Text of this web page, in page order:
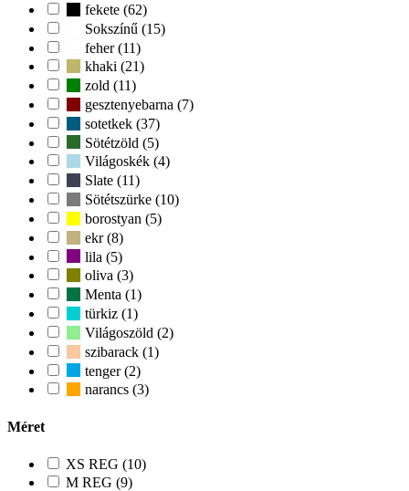
fekete (62)
Sokszínű (15)
feher (11)
khaki (21)
zold (11)
gesztenyebarna (7)
sotetkek (37)
Sötétzöld (5)
Világoskék (4)
Slate (11)
Sötétszürke (10)
borostyan (5)
ekr (8)
lila (5)
oliva (3)
Menta (1)
türkiz (1)
Világoszöld (2)
szibarack (1)
tenger (2)
narancs (3)
Méret
XS REG (10)
M REG (9)